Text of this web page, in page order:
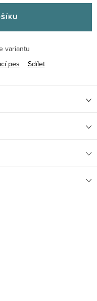
variantu
pes Sdílet